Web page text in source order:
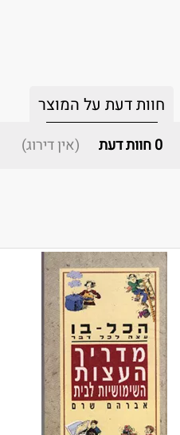
חוות דעת על המוצר
0חוות דעת (אין דירוג)